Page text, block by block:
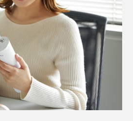
ドンドン深くなっていって、歯
ブヨに腫れ上がったり。
骨が溶けて、歯が抜けてしまう
す。
る、「深い歯周ポケット（4ミリ
歳以上で過半数以上、「歯肉出
だから、いつも、お気に入りの
。
たら、軽く口を閉じて、奥の歯か
きます。歯の根元や歯間を狙っ
ましょう。
ラシがついているので、歯につ
具、歯の重なり部分を磨きなが
。